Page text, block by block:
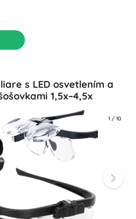
s LED osvetlením a
1,5x–4,5x
1 / 10